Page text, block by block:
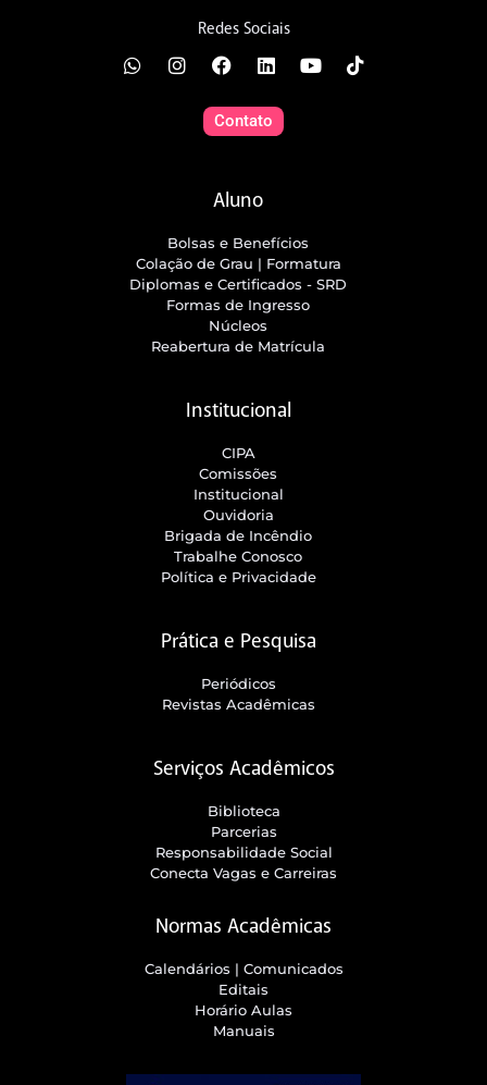
Redes Sociais
Contato
Aluno
Bolsas e Benefícios
Colação de Grau | Formatura
Diplomas e Certificados - SRD
Formas de Ingresso
Núcleos
Reabertura de Matrícula
Institucional
CIPA
Comissões
Institucional
Ouvidoria
Brigada de Incêndio
Trabalhe Conosco
Política e Privacidade
Prática e Pesquisa
Periódicos
Revistas Acadêmicas
Serviços Acadêmicos
Biblioteca
Parcerias
Responsabilidade Social
Conecta Vagas e Carreiras
Normas Acadêmicas
Calendários | Comunicados
Editais
Horário Aulas
Manuais